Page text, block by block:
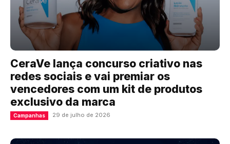
CeraVe lança concurso criativo nas
redes sociais e vai premiar os
vencedores com um kit de produtos
exclusivo da marca
Campanhas 29 de julho de 2026